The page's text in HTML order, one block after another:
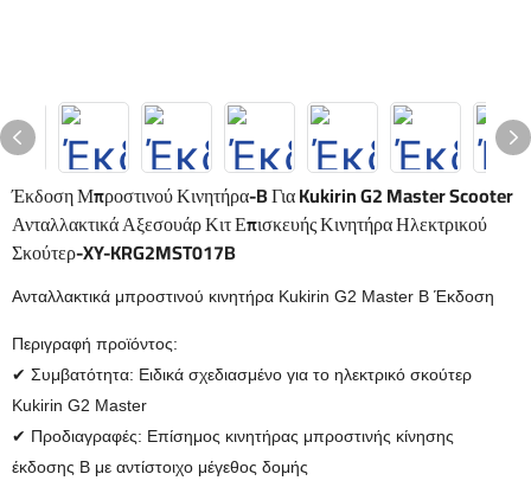
Έκδοση Μπροστινού Κινητήρα-B Για Kukirin G2 Master Scooter
Ανταλλακτικά Αξεσουάρ Κιτ Επισκευής Κινητήρα Ηλεκτρικού
Σκούτερ-XY-KRG2MST017B
Ανταλλακτικά μπροστινού κινητήρα Kukirin G2 Master B Έκδοση
Περιγραφή προϊόντος:
✔ Συμβατότητα: Ειδικά σχεδιασμένο για το ηλεκτρικό σκούτερ
Kukirin G2 Master
✔ Προδιαγραφές: Επίσημος κινητήρας μπροστινής κίνησης
έκδοσης Β με αντίστοιχο μέγεθος δομής